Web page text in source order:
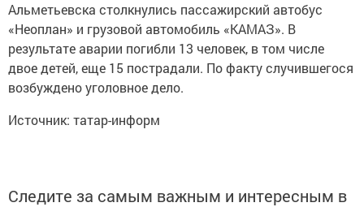
Альметьевска столкнулись пассажирский автобус
«Неоплан» и грузовой автомобиль «КАМАЗ». В
результате аварии погибли 13 человек, в том числе
двое детей, еще 15 пострадали. По факту случившегося
возбуждено уголовное дело.
Источник: татар-информ
Следите за самым важным и интересным в